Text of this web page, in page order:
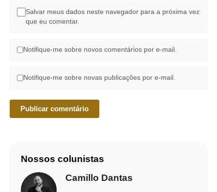
Salvar meus dados neste navegador para a próxima vez
que eu comentar.
Notifique-me sobre novos comentários por e-mail.
Notifique-me sobre novas publicações por e-mail.
Nossos colunistas
Camillo Dantas